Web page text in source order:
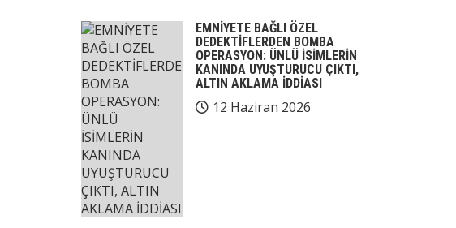
EMNİYETE BAĞLI ÖZEL
DEDEKTİFLERDEN BOMBA
OPERASYON: ÜNLÜ İSİMLERİN
KANINDA UYUŞTURUCU ÇIKTI,
ALTIN AKLAMA İDDİASI
12 Haziran 2026